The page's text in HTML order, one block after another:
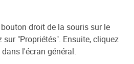
droit de la souris sur le
"Propriétés". Ensuite, cliquez
l'écran général.